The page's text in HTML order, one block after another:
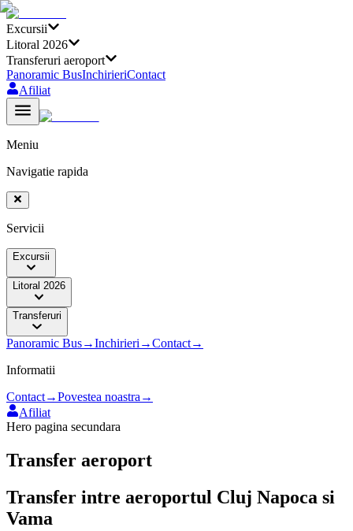
Excursii
Litoral 2026
Transferuri aeroport
Panoramic BusInchirieriContact
Afiliat
Meniu
Navigatie rapida
Servicii
Excursii
Litoral 2026
Transferuri
Panoramic Bus→Inchirieri →Contact→
Informatii
Contact→Povestea noastra →
Afiliat
Hero pagina secundara
Transfer aeroport
Transfer intre aeroportul Cluj Napoca si
Vama